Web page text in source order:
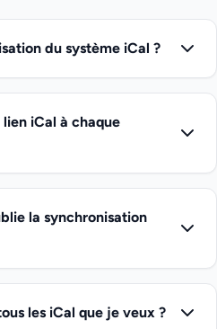
du système iCal ?
iCal à chaque
la synchronisation
les iCal que je veux ?